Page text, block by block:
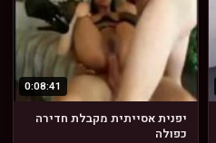
0:08:41
יפנית אסייתית מקבלת חדירה
כפולה